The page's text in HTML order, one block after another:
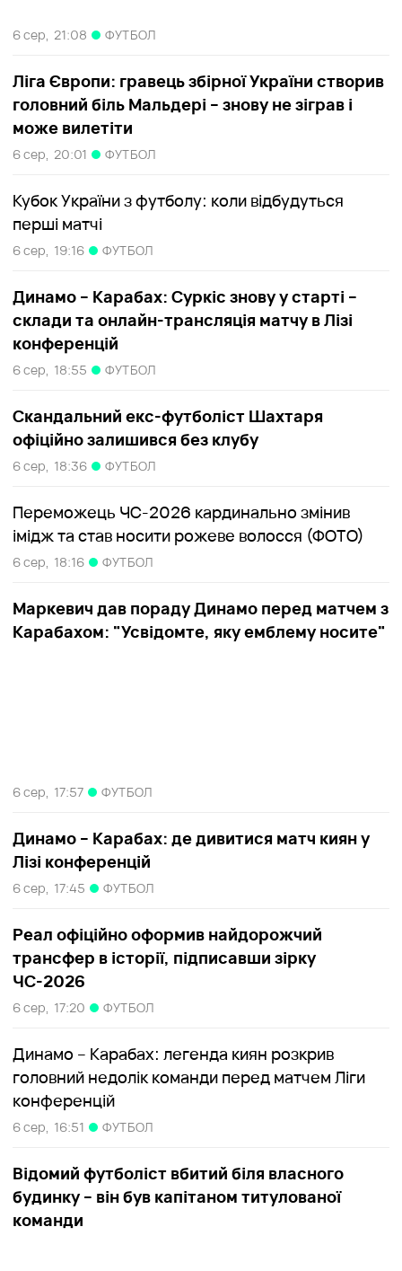
6 сер, 21:08 ФУТБОЛ
Ліга Європи: гравець збірної України створив
головний біль Мальдері – знову не зіграв і
може вилетіти
6 сер, 20:01 ФУТБОЛ
Кубок України з футболу: коли відбудуться
перші матчі
6 сер, 19:16 ФУТБОЛ
Динамо – Карабах: Суркіс знову у старті –
склади та онлайн-трансляція матчу в Лізі
конференцій
6 сер, 18:55 ФУТБОЛ
Скандальний екс-футболіст Шахтаря
офіційно залишився без клубу
6 сер, 18:36 ФУТБОЛ
Переможець ЧС-2026 кардинально змінив
імідж та став носити рожеве волосся (ФОТО)
6 сер, 18:16 ФУТБОЛ
Маркевич дав пораду Динамо перед матчем з
Карабахом: "Усвідомте, яку емблему носите"
6 сер, 17:57 ФУТБОЛ
Динамо – Карабах: де дивитися матч киян у
Лізі конференцій
6 сер, 17:45 ФУТБОЛ
Реал офіційно оформив найдорожчий
трансфер в історії, підписавши зірку
ЧС-2026
6 сер, 17:20 ФУТБОЛ
Динамо – Карабах: легенда киян розкрив
головний недолік команди перед матчем Ліги
конференцій
6 сер, 16:51 ФУТБОЛ
Відомий футболіст вбитий біля власного
будинку – він був капітаном титулованої
команди